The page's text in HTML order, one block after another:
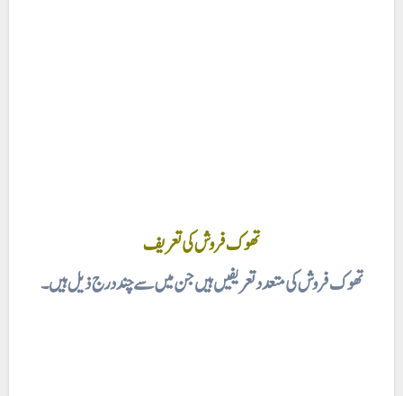
تھوک فروش کی تعریف
تھوک فروش کی متعدد تعریفیں ہیں جن میں سے چند درج ذیل ہیں۔